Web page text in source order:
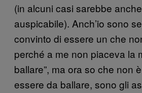
(in alcuni casi sarebbe
auspicabile). Anch’io sono
convinto di essere un che
perché a me non piaceva la
ballare”, ma ora so che non
essere da ballare, sono gli